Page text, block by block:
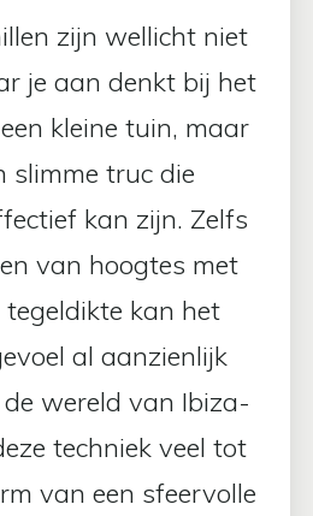
zijn wellicht niet
je aan denkt bij het
kleine tuin, maar
slimme truc die
kan zijn. Zelfs
van hoogtes met
tegeldikte kan het
al aanzienlijk
wereld van Ibiza-
techniek veel tot
van een sfeervolle